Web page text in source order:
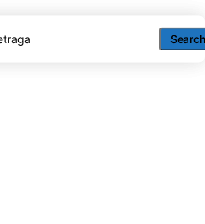
Search
Search